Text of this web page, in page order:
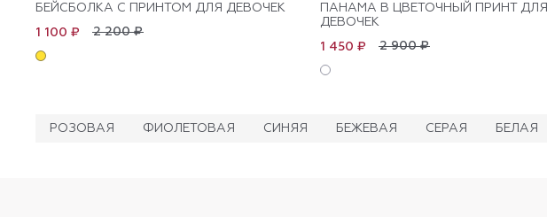
БЕЙСБОЛКА С ПРИНТОМ ДЛЯ ДЕВОЧЕК
2 200 ₽
1 100 ₽
ПАНАМА В ЦВЕТОЧНЫЙ ПРИНТ ДЛЯ
ДЕВОЧЕК
2 900 ₽
1 450 ₽
РОЗОВАЯ ФИОЛЕТОВАЯ СИНЯЯ БЕЖЕВАЯ СЕРАЯ БЕЛАЯ